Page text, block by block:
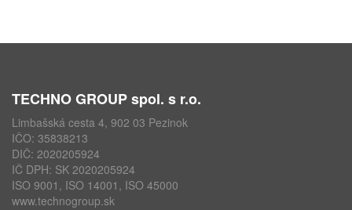
TECHNO GROUP spol. s r.o.
Limbašská cesta 4, 902 03 Pezinok
IČO: 35838213
DIČ: 2020205924
IČ DPH: SK 2020205924
ISO 9001, ISO 14001, ISO 45000
www.technogroup.sk